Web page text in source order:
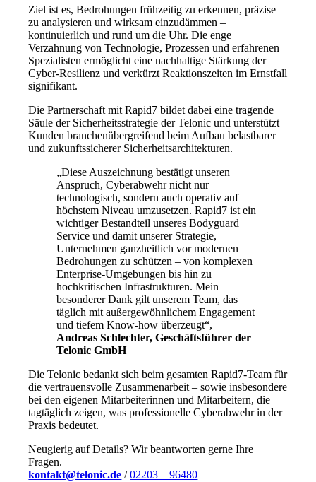
Ziel ist es, Bedrohungen frühzeitig zu erkennen, präzise
zu analysieren und wirksam einzudämmen –
kontinuierlich und rund um die Uhr. Die enge
Verzahnung von Technologie, Prozessen und erfahrenen
Spezialisten ermöglicht eine nachhaltige Stärkung der
Cyber-Resilienz und verkürzt Reaktionszeiten im Ernstfall
signifikant.
Die Partnerschaft mit Rapid7 bildet dabei eine tragende
Säule der Sicherheitsstrategie der Telonic und unterstützt
Kunden branchenübergreifend beim Aufbau belastbarer
und zukunftssicherer Sicherheitsarchitekturen.
„Diese Auszeichnung bestätigt unseren
Anspruch, Cyberabwehr nicht nur
technologisch, sondern auch operativ auf
höchstem Niveau umzusetzen. Rapid7 ist ein
wichtiger Bestandteil unseres Bodyguard
Service und damit unserer Strategie,
Unternehmen ganzheitlich vor modernen
Bedrohungen zu schützen – von komplexen
Enterprise-Umgebungen bis hin zu
hochkritischen Infrastrukturen. Mein
besonderer Dank gilt unserem Team, das
täglich mit außergewöhnlichem Engagement
und tiefem Know-how überzeugt“,
Andreas Schlechter, Geschäftsführer der
Telonic GmbH
Die Telonic bedankt sich beim gesamten Rapid7-Team für
die vertrauensvolle Zusammenarbeit – sowie insbesondere
bei den eigenen Mitarbeiterinnen und Mitarbeitern, die
tagtäglich zeigen, was professionelle Cyberabwehr in der
Praxis bedeutet.
Neugierig auf Details? Wir beantworten gerne Ihre
Fragen.
kontakt@telonic.de /02203 – 96480